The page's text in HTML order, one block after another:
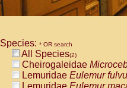
Species: * OR search
All Species(2)
Cheirogaleidae
Lemuridae Eulemur
Lemuridae Eulemur